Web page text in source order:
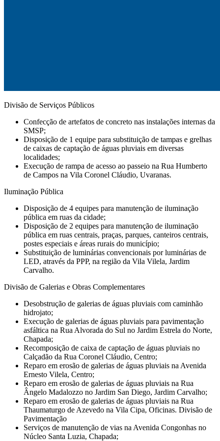
Divisão de Serviços Públicos
Confecção de artefatos de concreto nas instalações internas da
SMSP;
Disposição de 1 equipe para substituição de tampas e grelhas
de caixas de captação de águas pluviais em diversas
localidades;
Execução de rampa de acesso ao passeio na Rua Humberto
de Campos na Vila Coronel Cláudio, Uvaranas.
Iluminação Pública
Disposição de 4 equipes para manutenção de iluminação
pública em ruas da cidade;
Disposição de 2 equipes para manutenção de iluminação
pública em ruas centrais, praças, parques, canteiros centrais,
postes especiais e áreas rurais do município;
Substituição de luminárias convencionais por luminárias de
LED, através da PPP, na região da Vila Vilela, Jardim
Carvalho.
Divisão de Galerias e Obras Complementares
Desobstrução de galerias de águas pluviais com caminhão
hidrojato;
Execução de galerias de águas pluviais para pavimentação
asfáltica na Rua Alvorada do Sul no Jardim Estrela do Norte,
Chapada;
Recomposição de caixa de captação de águas pluviais no
Calçadão da Rua Coronel Cláudio, Centro;
Reparo em erosão de galerias de águas pluviais na Avenida
Ernesto Vilela, Centro;
Reparo em erosão de galerias de águas pluviais na Rua
Ângelo Madalozzo no Jardim San Diego, Jardim Carvalho;
Reparo em erosão de galerias de águas pluviais na Rua
Thaumaturgo de Azevedo na Vila Cipa, Oficinas. Divisão de
Pavimentação
Serviços de manutenção de vias na Avenida Congonhas no
Núcleo Santa Luzia, Chapada;